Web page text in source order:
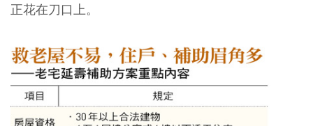
正花在刀口上。